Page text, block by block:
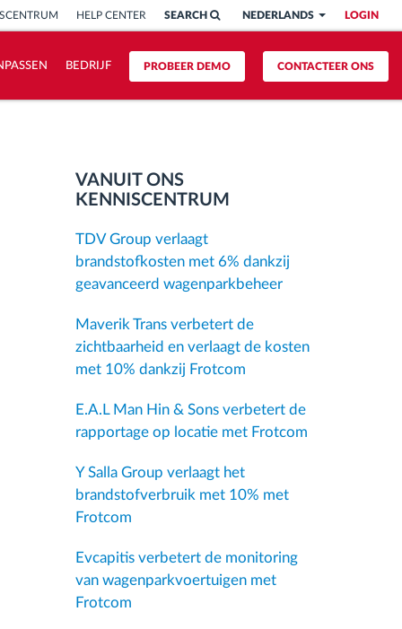
LOGIN
NEDERLANDS
SEARCH
HELP CENTER
CONTACTEER ONS
PROBEER DEMO
BEDRIJF
VANUIT ONS
KENNISCENTRUM
TDV Group verlaagt
brandstofkosten met 6% dankzij
geavanceerd wagenparkbeheer
Maverik Trans verbetert de
zichtbaarheid en verlaagt de kosten
met 10% dankzij Frotcom
E.A.L Man Hin & Sons verbetert de
rapportage op locatie met Frotcom
Y Salla Group verlaagt het
brandstofverbruik met 10% met
Frotcom
Evcapitis verbetert de monitoring
van wagenparkvoertuigen met
Frotcom